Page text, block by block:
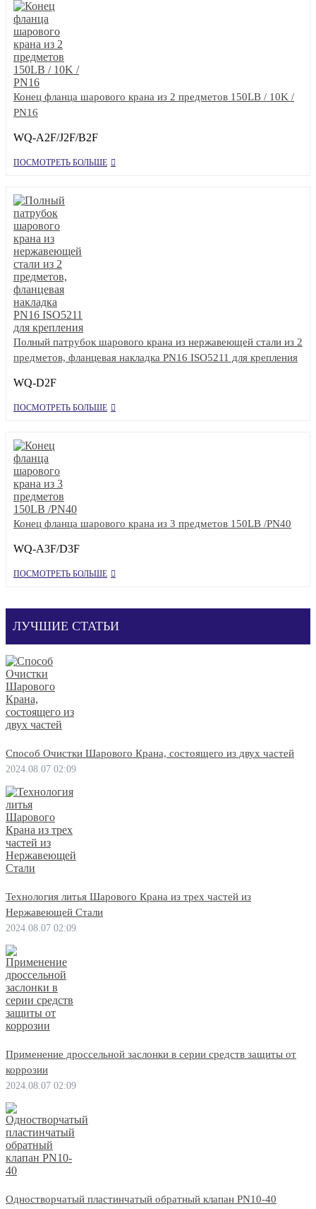
Конец фланца шарового крана из 2 предметов 150LB / 10K /
PN16
WQ-A2F/J2F/B2F
ПОСМОТРЕТЬ БОЛЬШЕ
Полный патрубок шарового крана из нержавеющей стали из 2
предметов, фланцевая накладка PN16 ISO5211 для крепления
WQ-D2F
ПОСМОТРЕТЬ БОЛЬШЕ
Конец фланца шарового крана из 3 предметов 150LB /PN40
WQ-A3F/D3F
ПОСМОТРЕТЬ БОЛЬШЕ
ЛУЧШИЕ СТАТЬИ
Способ Очистки Шарового Крана, состоящего из двух частей
2024.08.07 02:09
Технология литья Шарового Крана из трех частей из
Нержавеющей Стали
2024.08.07 02:09
Применение дроссельной заслонки в серии средств защиты от
коррозии
2024.08.07 02:09
Одностворчатый пластинчатый обратный клапан PN10-40